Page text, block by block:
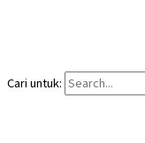
Cari untuk: